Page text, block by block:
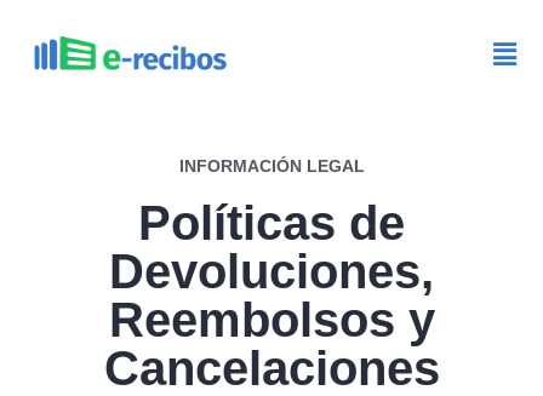
INFORMACIÓN LEGAL
Políticas de
Devoluciones,
Reembolsos y
Cancelaciones